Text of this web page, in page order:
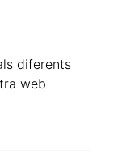
diferents
web